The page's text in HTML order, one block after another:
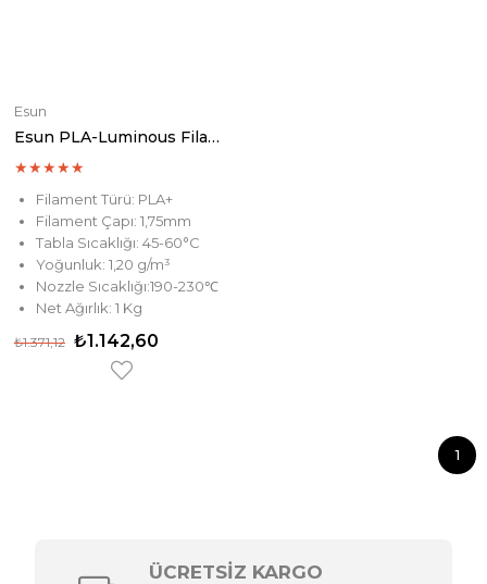
Esun
Esun PLA-Luminous Filament Purple
★★★★★
Filament Türü: PLA+
Filament Çapı: 1,75mm
Tabla Sıcaklığı: 45-60°C
Yoğunluk: 1,20 g/m³
Nozzle Sıcaklığı:190-230℃
Net Ağırlık: 1 Kg
₺1.142,60
₺1.371,12
1
ÜCRETSİZ KARGO